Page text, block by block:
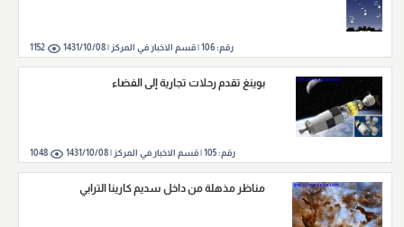
رقم:106
|قسم الاخبار في المركز |1431/10/08
1152
بوينغ تقدم رحلات تجارية إلى الفضاء
رقم:105
|قسم الاخبار في المركز |1431/10/08
1048
مناظر مذهلة من داخل سديم كارينا الترابي